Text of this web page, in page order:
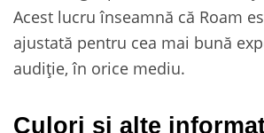
Acest lucru înseamnă că Roam
ajustată pentru cea mai bună
audiție, în orice mediu.
Culori și alte